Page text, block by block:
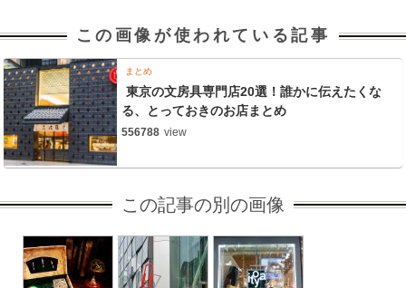
この画像が使われている記事
まとめ
東京の文房具専門店20選！誰かに伝えたくな
る、とっておきのお店まとめ
556788 view
この記事の別の画像